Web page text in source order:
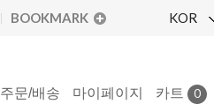
BOOKMARK KOR
주문/배송 마이페이지 카트 0